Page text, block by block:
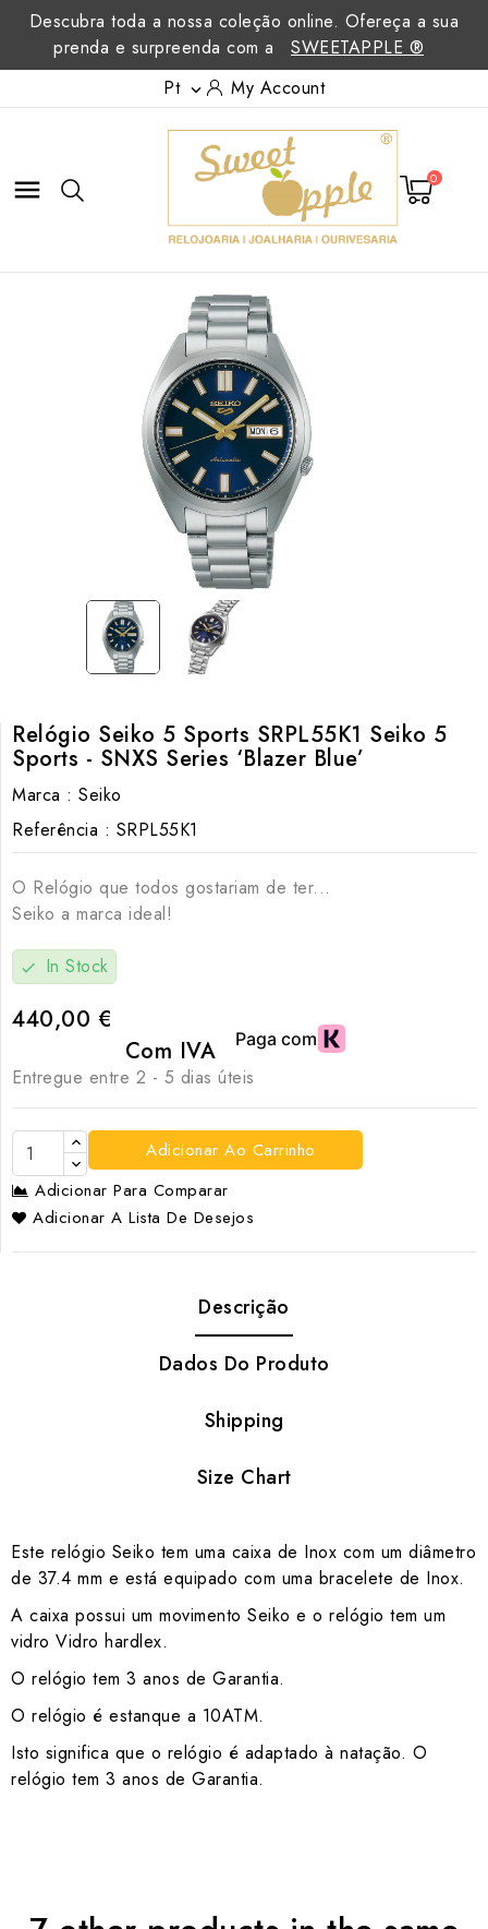
Descubra toda a nossa coleção online. Ofereça a sua
prenda e surpreenda com a
SWEETAPPLE ®
Pt  My Account
 0
Relógio Seiko 5 Sports SRPL55K1 Seiko 5
Sports - SNXS Series ‘Blazer Blue’
Marca : Seiko
Referência : SRPL55K1
O Relógio que todos gostariam de ter...
Seiko a marca ideal!
check In Stock
440,00 €
Com IVA
Entregue entre 2 - 5 dias úteis
Adicionar Ao Carrinho
Adicionar Para Comparar
Adicionar A Lista De Desejos
Descrição
Dados Do Produto
Shipping
Size Chart
Este relógio Seiko tem uma caixa de Inox com um diâmetro
de 37.4 mm e está equipado com uma bracelete de Inox.
A caixa possui um movimento Seiko e o relógio tem um
vidro Vidro hardlex.
O relógio tem 3 anos de Garantia.
O relógio é estanque a 10ATM.
Isto significa que o relógio é adaptado à natação. O
relógio tem 3 anos de Garantia.